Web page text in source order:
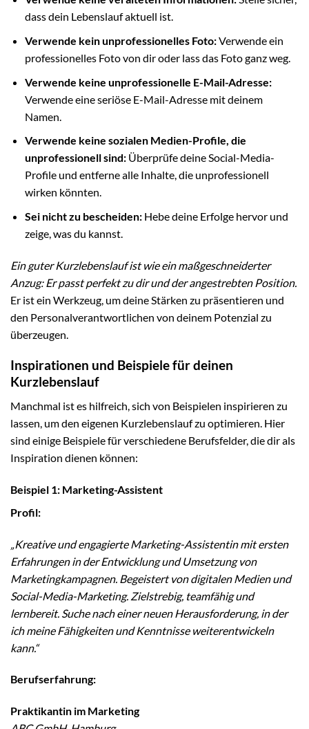
dass dein Lebenslauf aktuell ist.
Verwende kein unprofessionelles Foto:Verwende ein
professionelles Foto von dir oder lass das Foto ganz weg.
Verwende keine unprofessionelle E-Mail-Adresse:
Verwende eine seriöse E-Mail-Adresse mit deinem
Namen.
Verwende keine sozialen Medien-Profile, die
unprofessionell sind:Überprüfe deine Social-Media-
Profile und entferne alle Inhalte, die unprofessionell
wirken könnten.
Sei nicht zu bescheiden:Hebe deine Erfolge hervor und
zeige, was du kannst.
Ein guter Kurzlebenslauf ist wie ein maßgeschneiderter
Anzug: Er passt perfekt zu dir und der angestrebten Position.
Er ist ein Werkzeug, um deine Stärken zu präsentieren und
den Personalverantwortlichen von deinem Potenzial zu
überzeugen.
Inspirationen und Beispiele für deinen
Kurzlebenslauf
Manchmal ist es hilfreich, sich von Beispielen inspirieren zu
lassen, um den eigenen Kurzlebenslauf zu optimieren. Hier
sind einige Beispiele für verschiedene Berufsfelder, die dir als
Inspiration dienen können:
Beispiel 1: Marketing-Assistent
Profil:
„Kreative und engagierte Marketing-Assistentin mit ersten
Erfahrungen in der Entwicklung und Umsetzung von
Marketingkampagnen. Begeistert von digitalen Medien und
Social-Media-Marketing. Zielstrebig, teamfähig und
lernbereit. Suche nach einer neuen Herausforderung, in der
ich meine Fähigkeiten und Kenntnisse weiterentwickeln
kann.“
Berufserfahrung:
Praktikantin im Marketing